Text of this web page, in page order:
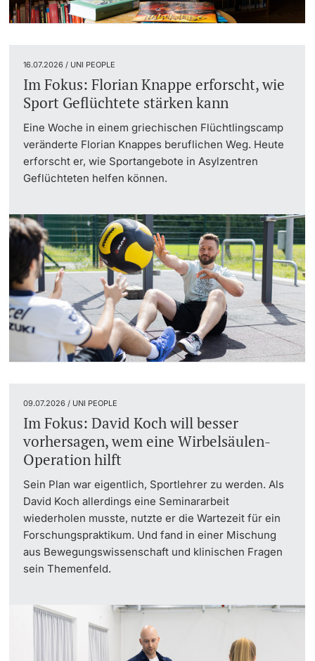
16.07.2026 / UNI PEOPLE
Im Fokus: Florian Knappe erforscht, wie
Sport Geflüchtete stärken kann
Eine Woche in einem griechischen Flüchtlingscamp
veränderte Florian Knappes beruflichen Weg. Heute
erforscht er, wie Sportangebote in Asylzentren
Geflüchteten helfen können.
09.07.2026 / UNI PEOPLE
Im Fokus: David Koch will besser
vorhersagen, wem eine Wirbelsäulen-
Operation hilft
Sein Plan war eigentlich, Sportlehrer zu werden. Als
David Koch allerdings eine Seminararbeit
wiederholen musste, nutzte er die Wartezeit für ein
Forschungspraktikum. Und fand in einer Mischung
aus Bewegungswissenschaft und klinischen Fragen
sein Themenfeld.